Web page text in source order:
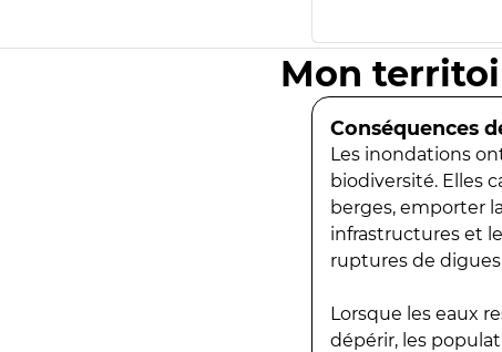
Mon
Conséquences
Les inondations
biodiversité. Elles
berges, emporter
infrastructures et
ruptures de
Lorsque les eaux
dépérir, les